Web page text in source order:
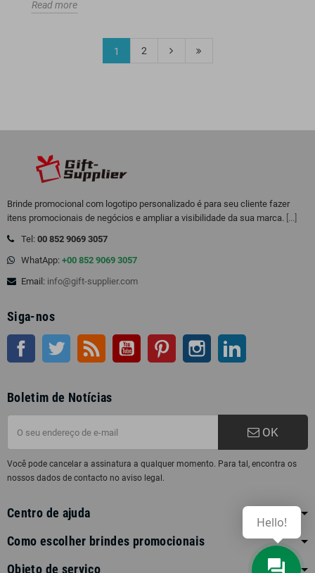
Read more
1 2
Brinde promocional com logotipo personalizado é para seu cliente fazer
itens promocionais de negócios e ampliar a visibilidade da sua marca. [...]
Tel: 00 852 9069 3057
WhatApp: +00 852 9069 3057
Email: info@gift-supplier.com
Siga-nos
Facebook Twitter Rss Youtube Pinterest Instagram
Boletim de Notícias
OK
Você pode cancelar a assinatura a qualquer momento. Para tal, encontra os
nossos dados de contacto no aviso legal.
Centro de ajuda
Como escolher brindes promocionais
Objeto de serviço
Hello!